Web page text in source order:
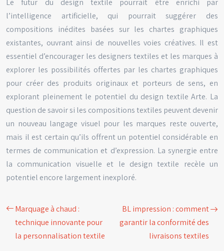
Le futur du design textile pourrait être enrichi par
l’intelligence artificielle, qui pourrait suggérer des
compositions inédites basées sur les chartes graphiques
existantes, ouvrant ainsi de nouvelles voies créatives. Il est
essentiel d’encourager les designers textiles et les marques à
explorer les possibilités offertes par les chartes graphiques
pour créer des produits originaux et porteurs de sens, en
explorant pleinement le potentiel du design textile Arte. La
question de savoir si les compositions textiles peuvent devenir
un nouveau langage visuel pour les marques reste ouverte,
mais il est certain qu’ils offrent un potentiel considérable en
termes de communication et d’expression. La synergie entre
la communication visuelle et le design textile recèle un
potentiel encore largement inexploré.
Marquage à chaud :
technique innovante pour
la personnalisation textile
BL impression : comment
garantir la conformité des
livraisons textiles